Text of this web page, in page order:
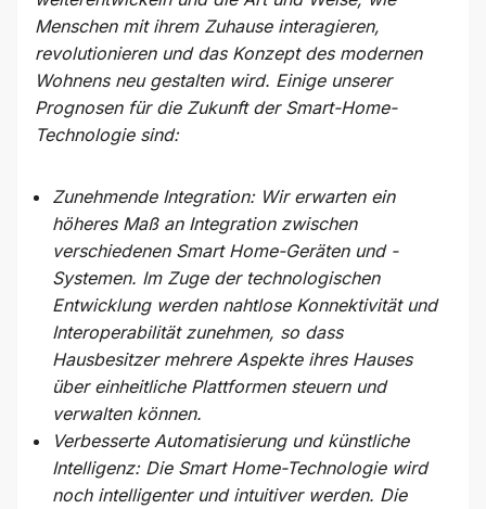
Menschen mit ihrem Zuhause interagieren,
revolutionieren und das Konzept des modernen
Wohnens neu gestalten wird. Einige unserer
Prognosen für die Zukunft der Smart-Home-
Technologie sind:
Zunehmende Integration: Wir erwarten ein
höheres Maß an Integration zwischen
verschiedenen Smart Home-Geräten und -
Systemen. Im Zuge der technologischen
Entwicklung werden nahtlose Konnektivität und
Interoperabilität zunehmen, so dass
Hausbesitzer mehrere Aspekte ihres Hauses
über einheitliche Plattformen steuern und
verwalten können.
Verbesserte Automatisierung und künstliche
Intelligenz: Die Smart Home-Technologie wird
noch intelligenter und intuitiver werden. Die